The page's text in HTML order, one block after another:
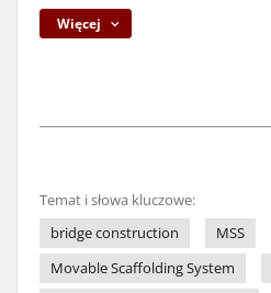
Więcej
Temat i słowa kluczowe:
bridge construction
MSS
Movable Scaffolding System